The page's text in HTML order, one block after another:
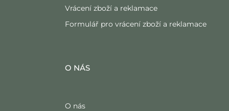
Vrácení zboží a reklamace
Formulář pro vrácení zboží a reklamace
O NÁS
O nás